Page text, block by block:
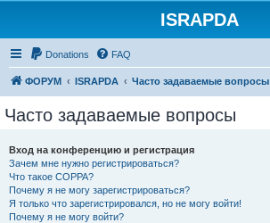
ISRAPDA
Donations FAQ
ФОРУМ ISRAPDA Часто задаваемые вопросы
Часто задаваемые вопросы
Вход на конференцию и регистрация
Зачем мне нужно регистрироваться?
Что такое COPPA?
Почему я не могу зарегистрироваться?
Я только что зарегистрировался, но не могу войти!
Почему я не могу войти?